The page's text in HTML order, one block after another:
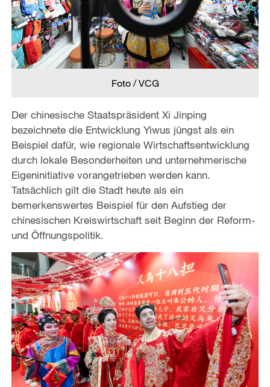
Foto / VCG
Der chinesische Staatspräsident Xi Jinping
bezeichnete die Entwicklung Yiwus jüngst als ein
Beispiel dafür, wie regionale Wirtschaftsentwicklung
durch lokale Besonderheiten und unternehmerische
Eigeninitiative vorangetrieben werden kann.
Tatsächlich gilt die Stadt heute als ein
bemerkenswertes Beispiel für den Aufstieg der
chinesischen Kreiswirtschaft seit Beginn der Reform-
und Öffnungspolitik.